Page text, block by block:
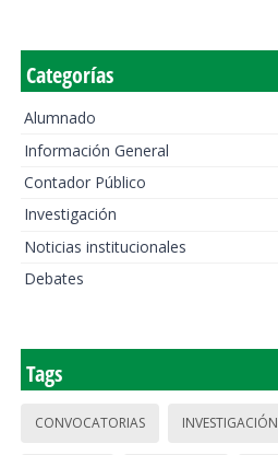
Categorías
Alumnado
Información General
Contador Público
Investigación
Noticias institucionales
Debates
Tags
CONVOCATORIAS INVESTIGACIÓN